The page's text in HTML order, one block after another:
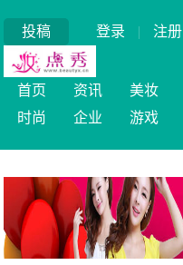
投稿 登录 | 注册
首页 资讯 美妆
时尚
企业 游戏